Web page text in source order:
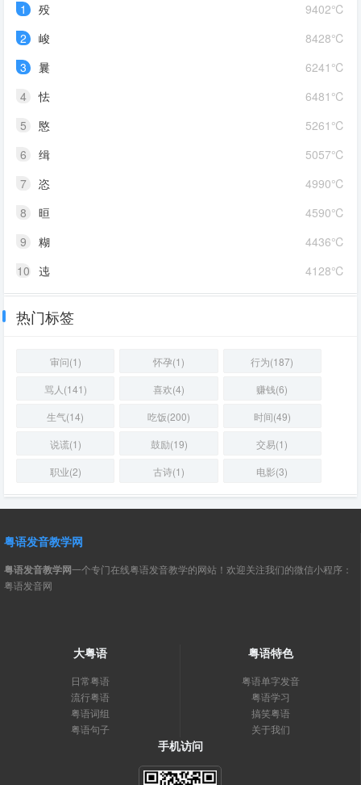
9402℃
1
殁
8428℃
2
峻
6241℃
3
曩
6481℃
4
怯
5261℃
5
愍
5057℃
6
缉
4990℃
7
恣
4590℃
8
晅
4436℃
9
糊
4128℃
10 迍
热门标签
审问(1) 怀孕(1)
行为(187)
骂人(141)
喜欢(4)
赚钱(6)
生气(14)
吃饭(200)
时间(49)
说谎(1)
鼓励(19)
交易(1)
职业(2)
古诗(1) 电影(3)
粤语发音教学网
粤语发音教学网一个专门在线粤语发音教学的网站！欢迎关注我们的微信小程序：
粤语发音网
大粤语
日常粤语
流行粤语
粤语词组
粤语句子
粤语特色
粤语单字发音
粤语学习
搞笑粤语
关于我们
手机访问